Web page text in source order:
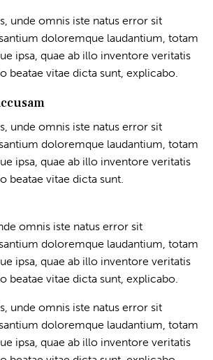
unde omnis iste natus error sit
doloremque laudantium, totam
ipsa, quae ab illo inventore veritatis
beatae vitae dicta sunt, explicabo.
unde omnis iste natus error sit
doloremque laudantium, totam
ipsa, quae ab illo inventore veritatis
beatae vitae dicta sunt.
omnis iste natus error sit
doloremque laudantium, totam
ipsa, quae ab illo inventore veritatis
beatae vitae dicta sunt, explicabo.
unde omnis iste natus error sit
doloremque laudantium, totam
ipsa, quae ab illo inventore veritatis